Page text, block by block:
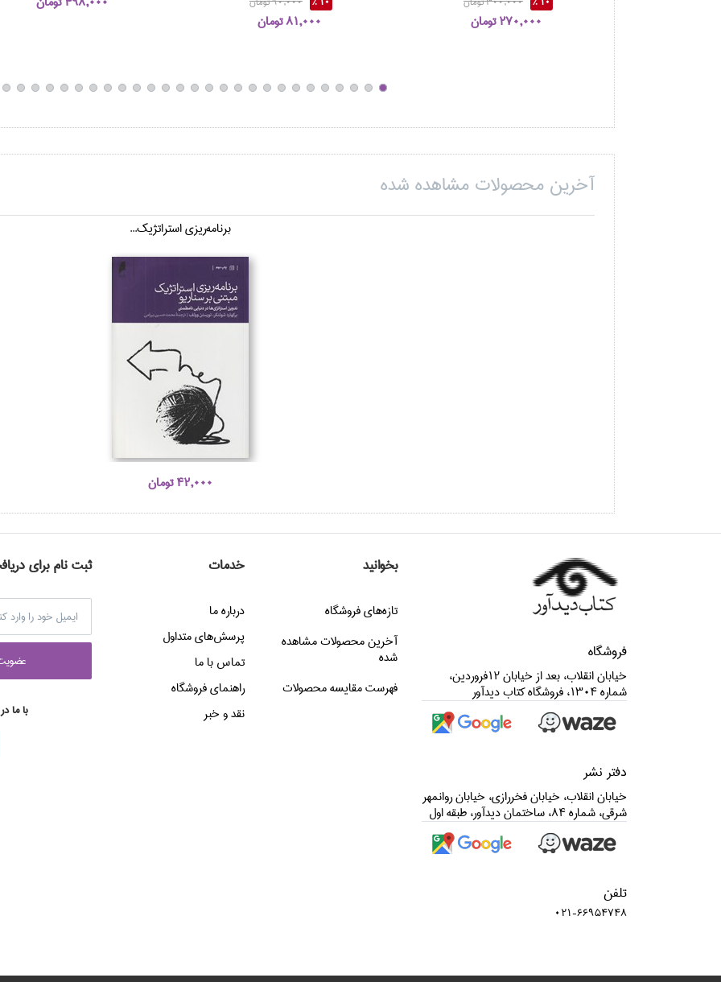
270,000 تومان 81,000 تومان
آخرین محصولات مشاهده شده
برنامه‌ريزي استراتژيك...
42,000 تومان
فروشگاه
خيابان انقلاب، بعد از خيابان 12فروردين،
شماره 1304، فروشگاه كتاب ديدآور
دفتر نشر
خيابان انقلاب، خيابان فخررازي، خيابان روانمهر
شرقي، شماره 84، ساختمان ديدآور، طبقه اول
تلفن
021-66954748
بخوانید
تازه‌هاي فروشگاه
آخرین محصولات مشاهده
شده
فهرست مقایسه محصولات
خدمات
درباره ما
پرسش‌هاي متداول
تماس با ما
راهنماي فروشگاه
نقد و خبر
ثبت نام برای
با ما